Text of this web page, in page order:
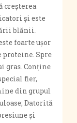
creșterea
și este
blănii.
foarte ușor
proteine. Spre
gras. Conține
fier,
din grupul
Datorită
și